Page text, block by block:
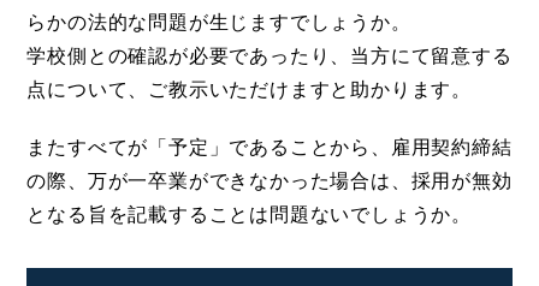
らかの法的な問題が生じますでしょうか。
学校側との確認が必要であったり、当方にて留意する
点について、ご教示いただけますと助かります。
またすべてが「予定」であることから、雇用契約締結
の際、万が一卒業ができなかった場合は、採用が無効
となる旨を記載することは問題ないでしょうか。